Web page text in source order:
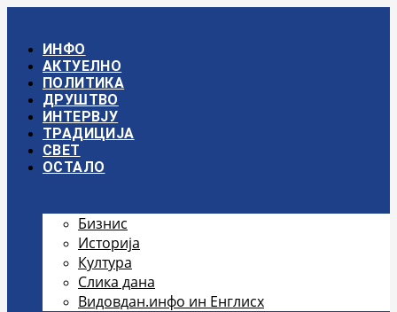
садржајИНФО
АКТУЕЛНО
ПОЛИТИКА
ДРУШТВО
ИНТЕРВЈУ
ТРАДИЦИЈА
СВЕТ
ОСТАЛО
Бизнис
Историја
Култура
Слика дана
Видовдан.инфо ин Енглисх